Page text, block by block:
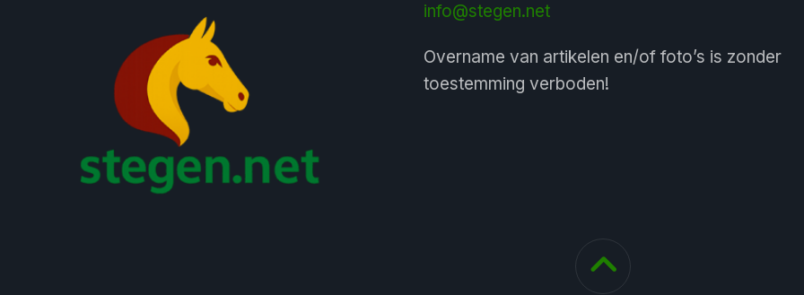
info@stegen.net
Overname van artikelen en/of foto’s is zonder
toestemming verboden!